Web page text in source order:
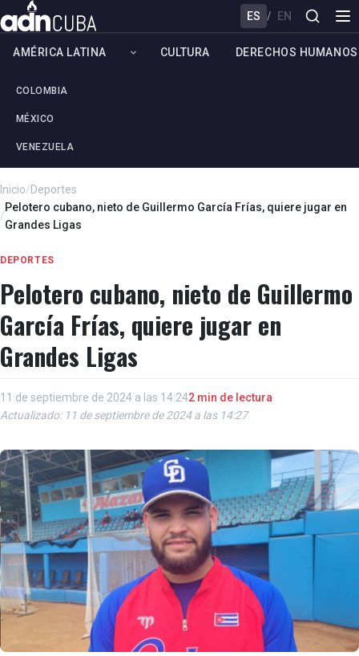
ES / EN
AMÉRICA LATINA
COLOMBIA
MÉXICO
VENEZUELA
CULTURA DERECHOS HUMANOS
Inicio/Deportes
/
Pelotero cubano, nieto de Guillermo García Frías, quiere jugar en
Grandes Ligas
DEPORTES
Pelotero cubano, nieto de Guillermo
García Frías, quiere jugar en
Grandes Ligas
11 de septiembre de 2024 a las 14:242 min de lectura
Actualizado: 11 de septiembre de 2024 a las 14:27